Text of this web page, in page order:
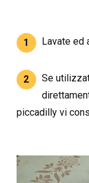
1 Lavate ed
2
Se
piccadilly vi